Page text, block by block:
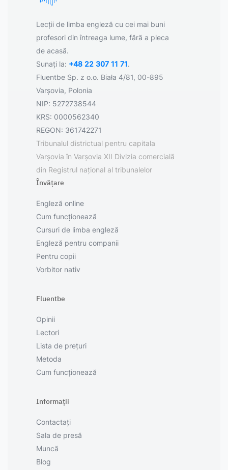
Lecții de limba engleză cu cei mai buni
profesori din întreaga lume, fără a pleca
de acasă.
Sunați la: +48 22 307 11 71.
Fluentbe Sp. z o.o. Biała 4/81, 00-895
Varșovia, Polonia
NIP: 5272738544
KRS: 0000562340
REGON: 361742271
Tribunalul districtual pentru capitala
Varșovia în Varșovia XII Divizia comercială
din Registrul național al tribunalelor
Învățare
Engleză online
Cum funcționează
Cursuri de limba engleză
Engleză pentru companii
Pentru copii
Vorbitor nativ
Fluentbe
Opinii
Lectori
Lista de prețuri
Metoda
Cum funcționează
Informații
Contactați
Sala de presă
Muncă
Blog